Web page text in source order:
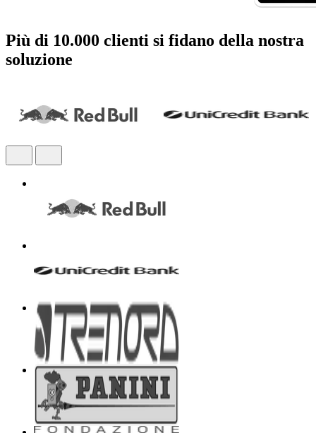
Più di 10.000 clienti si fidano della nostra
soluzione